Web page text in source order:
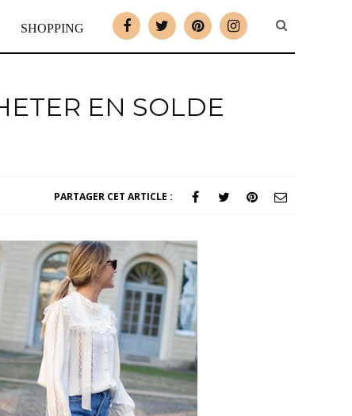
SHOPPING
EN SOLDE
PARTAGER CET ARTICLE :